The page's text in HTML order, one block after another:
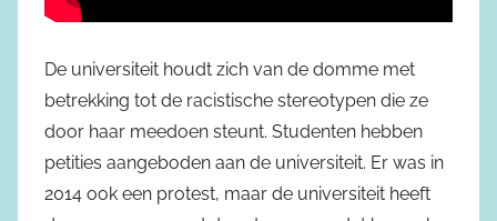
De universiteit houdt zich van de domme met
betrekking tot de racistische stereotypen die ze
door haar meedoen steunt. Studenten hebben
petities aangeboden aan de universiteit. Er was in
2014 ook een protest, maar de universiteit heeft